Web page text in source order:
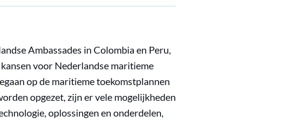
Ambassades in Colombia en Peru,
voor Nederlandse maritieme
op de maritieme toekomstplannen
opgezet, zijn er vele mogelijkheden
oplossingen en onderdelen,